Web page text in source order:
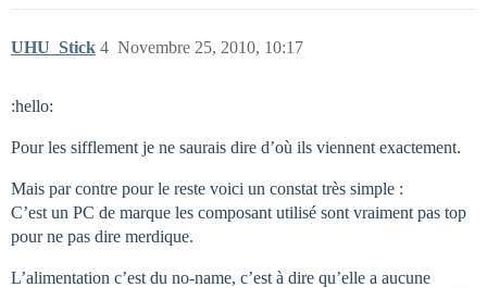
UHU_Stick Novembre 25, 2010, 10:17
4
:hello:
Pour les sifflement je ne saurais dire d’où ils viennent exactement.
Mais par contre pour le reste voici un constat très simple :
C’est un PC de marque les composant utilisé sont vraiment pas top
pour ne pas dire merdique.
L’alimentation c’est du no-name, c’est à dire qu’elle a aucune